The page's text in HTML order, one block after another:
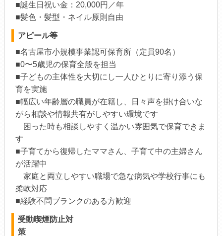
■誕生日祝い金：20,000円／年
■髪色・髪型・ネイル原則自由
アピール等
■名古屋市小規模事業認可保育所（定員90名）
■0〜5歳児の保育全般を担当
■子どもの主体性を大切にし一人ひとりに寄り添う保
育を実施
■幅広い年齢層の職員が在籍し、日々声を掛け合いな
がら相談や情報共有がしやすい環境です
困った時も相談しやすく温かい雰囲気で保育できま
す
■子育てから復帰したママさん、子育て中の主婦さん
が活躍中
家庭と両立しやすい職場で急な病気や学校行事にも
柔軟対応
■経験不問ブランクのある方歓迎
受動喫煙防止対
策